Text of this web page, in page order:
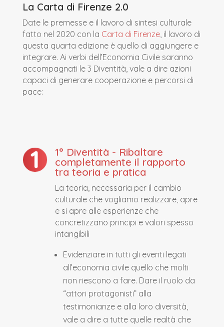
La Carta di Firenze 2.0
Date le premesse e il lavoro di sintesi culturale
fatto nel 2020 con la Carta di Firenze, il lavoro di
questa quarta edizione è quello di aggiungere e
integrare. Ai verbi dell’Economia Civile saranno
accompagnati le 3 Diventità, vale a dire azioni
capaci di generare cooperazione e percorsi di
pace:
1° Diventità - Ribaltare
completamente il rapporto
tra teoria e pratica
La teoria, necessaria per il cambio
culturale che vogliamo realizzare, apre
e si apre alle esperienze che
concretizzano principi e valori spesso
intangibili
Evidenziare in tutti gli eventi legati
all’economia civile quello che molti
non riescono a fare. Dare il ruolo da
“attori protagonisti” alla
testimonianze e alla loro diversità,
vale a dire a tutte quelle realtà che